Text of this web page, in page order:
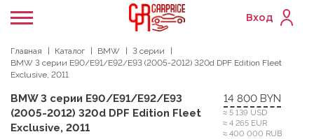
Вход
Главная Каталог BMW
3 серии
BMW 3 серии E90/E91/E92/E93 (2005-2012) 320d DPF Edition Fleet
Exclusive, 2011
BMW 3 серии E90/E91/E92/E93
(2005-2012) 320d DPF Edition Fleet
Exclusive, 2011
14 800 BYN
≈ 5 139 USD
≈ 4 265 EUR
≈ 400 000 RUB